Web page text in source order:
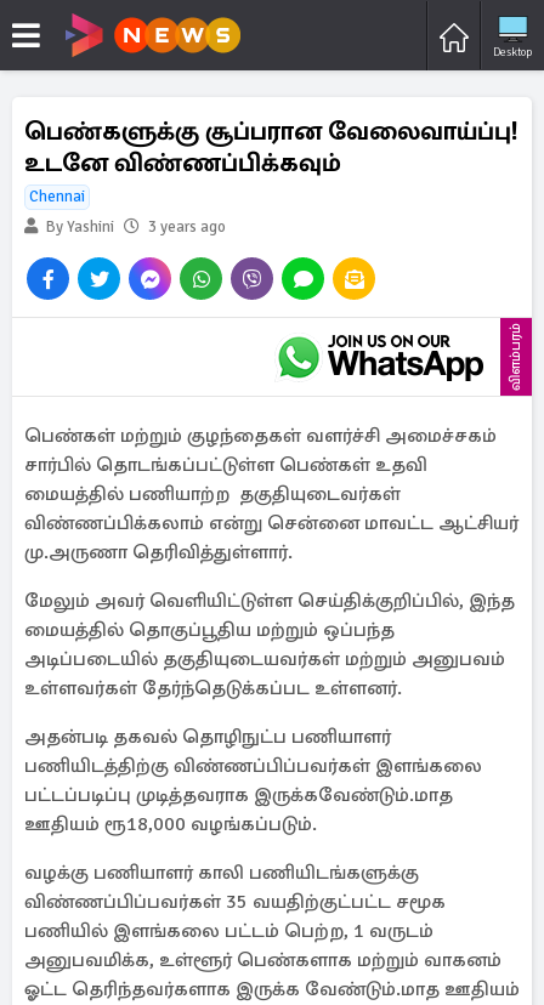
Desktop
பெண்களுக்கு சூப்பரான வேலைவாய்ப்பு!
உடனே விண்ணப்பிக்கவும்
Chennai
By Yashini
3 years ago
விளம்பரம்
பெண்கள் மற்றும் குழந்தைகள் வளர்ச்சி அமைச்சகம்
சார்பில் தொடங்கப்பட்டுள்ள பெண்கள் உதவி
மையத்தில் பணியாற்ற தகுதியுடைவர்கள்
விண்ணப்பிக்கலாம் என்று சென்னை மாவட்ட ஆட்சியர்
மு.அருணா தெரிவித்துள்ளார்.
மேலும் அவர் வெளியிட்டுள்ள செய்திக்குறிப்பில், இந்த
மையத்தில் தொகுப்பூதிய மற்றும் ஒப்பந்த
அடிப்படையில் தகுதியுடையவர்கள் மற்றும் அனுபவம்
உள்ளவர்கள் தேர்ந்தெடுக்கப்பட உள்ளனர்.
அதன்படி தகவல் தொழிநுட்ப பணியாளர்
பணியிடத்திற்கு விண்ணப்பிப்பவர்கள் இளங்கலை
பட்டப்படிப்பு முடித்தவராக இருக்கவேண்டும்.மாத
ஊதியம் ரூ18,000 வழங்கப்படும்.
வழக்கு பணியாளர் காலி பணியிடங்களுக்கு
விண்ணப்பிப்பவர்கள் 35 வயதிற்குட்பட்ட சமூக
பணியில் இளங்கலை பட்டம் பெற்ற, 1 வருடம்
அனுபவமிக்க, உள்ளூர் பெண்களாக மற்றும் வாகனம்
ஓட்ட தெரிந்தவர்களாக இருக்க வேண்டும்.மாத ஊதியம்